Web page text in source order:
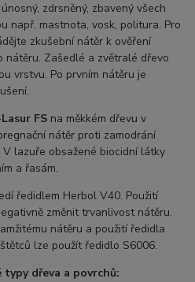
zdrsněný, zbavený všech
např. mastnota, vosk, politura. Pro
zkušební nátěr k ověření
nátěru. Zašedlé a zvětralé dřevo
vrstvu. Po prvním nátěru je
FS na měkkém dřevu v
nátěr proti zamodrání
V lazuře obsažené biocidní látky
a řasám.
ředidlem Herbol V40. Použití
změnit trvanlivost nátěru.
nátěru a použití ředidla
lze použít ředidlo S6006.
dřeva a povrchů: